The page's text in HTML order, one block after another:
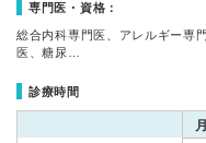
専門医・資格：
総合内科専門医、アレルギー専
医、糖尿…
診療時間
月